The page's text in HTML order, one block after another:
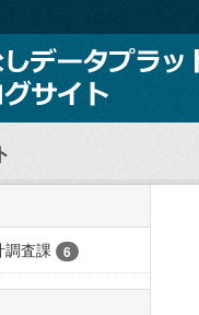
調査課
6